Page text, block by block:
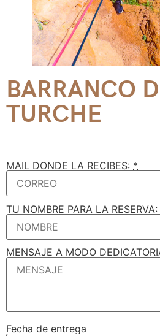
BARRANCO
TURCHE
MAIL DONDE LA RECIBES: *
TU NOMBRE PARA LA RESERVA:
MENSAJE A MODO
Fecha de entrega